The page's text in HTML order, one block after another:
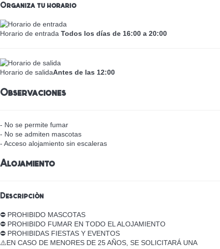
Organiza tu horario
Horario de entrada Todos los días de 16:00 a 20:00
Horario de salidaAntes de las 12:00
Observaciones
- No se permite fumar
- No se admiten mascotas
- Acceso alojamiento sin escaleras
Alojamiento
Descripción
⛔ PROHIBIDO MASCOTAS
⛔ PROHIBIDO FUMAR EN TODO EL ALOJAMIENTO
⛔ PROHIBIDAS FIESTAS Y EVENTOS
⚠️EN CASO DE MENORES DE 25 AÑOS, SE SOLICITARÁ UNA